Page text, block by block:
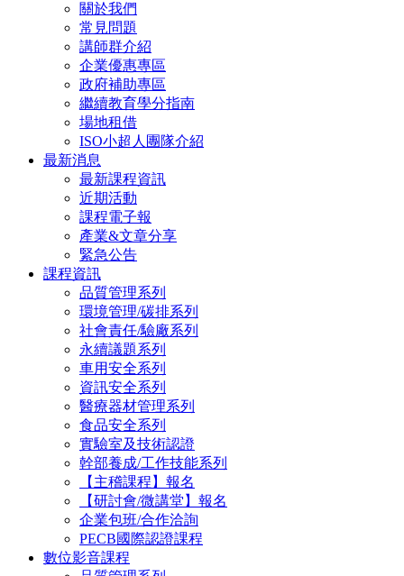
關於我們
常見問題
講師群介紹
企業優惠專區
政府補助專區
繼續教育學分指南
場地租借
ISO小超人團隊介紹
最新消息
最新課程資訊
近期活動
課程電子報
產業&文章分享
緊急公告
課程資訊
品質管理系列
環境管理/碳排系列
社會責任/驗廠系列
永續議題系列
車用安全系列
資訊安全系列
醫療器材管理系列
食品安全系列
實驗室及技術認證
幹部養成/工作技能系列
【主稽課程】報名
【研討會/微講堂】報名
企業包班/合作洽詢
PECB國際認證課程
數位影音課程